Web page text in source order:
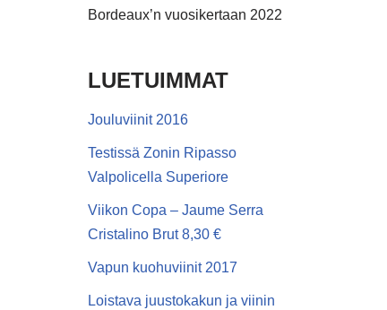
Bordeaux’n vuosikertaan 2022
LUETUIMMAT
Jouluviinit 2016
Testissä Zonin Ripasso
Valpolicella Superiore
Viikon Copa – Jaume Serra
Cristalino Brut 8,30 €
Vapun kuohuviinit 2017
Loistava juustokakun ja viinin